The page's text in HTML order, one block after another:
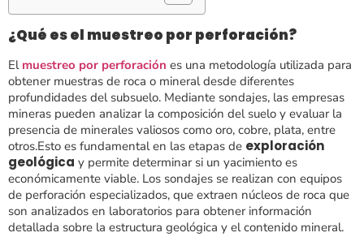
¿Qué es el muestreo por perforación?
El muestreo por perforación es una metodología utilizada para
obtener muestras de roca o mineral desde diferentes
profundidades del subsuelo. Mediante sondajes, las empresas
mineras pueden analizar la composición del suelo y evaluar la
presencia de minerales valiosos como oro, cobre, plata, entre
otros.Esto es fundamental en las etapas de exploración
geológica y permite determinar si un yacimiento es
económicamente viable. Los sondajes se realizan con equipos
de perforación especializados, que extraen núcleos de roca que
son analizados en laboratorios para obtener información
detallada sobre la estructura geológica y el contenido mineral​​.